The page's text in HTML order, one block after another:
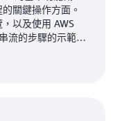
關鍵操作方面。
以及使用 AWS
流的步驟的示範。